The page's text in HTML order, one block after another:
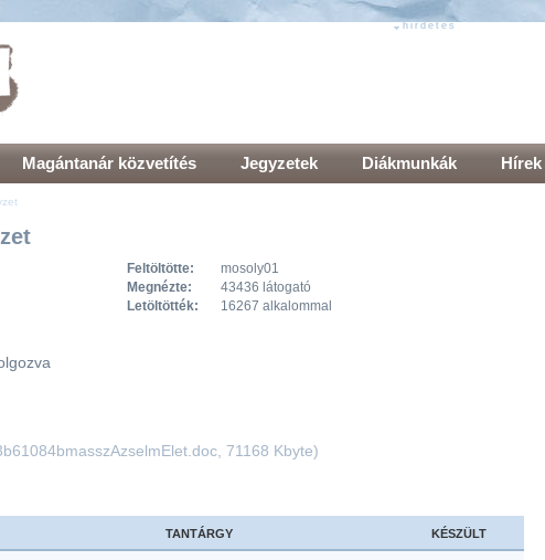
hirdetés
hirdetés
Magántanár közvetítés Jegyzetek Diákmunkák Hírek
Feltöltötte:
mosoly01
Megnézte:
43436 látogató
Letöltötték: 16267 alkalommal
71168 Kbyte)
TANTÁRGY KÉSZÜLT